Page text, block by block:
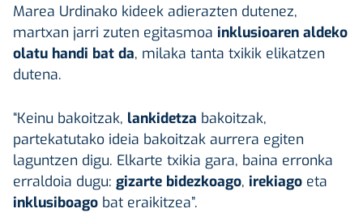
Marea Urdinako kideek adierazten dutenez,
martxan jarri zuten egitasmoa inklusioaren aldeko
olatu handi bat da, milaka tanta txikik elikatzen
dutena.
“Keinu bakoitzak, lankidetza bakoitzak,
partekatutako ideia bakoitzak aurrera egiten
laguntzen digu. Elkarte txikia gara, baina erronka
erraldoia dugu: gizarte bidezkoago, irekiago eta
inklusiboago bat eraikitzea”.